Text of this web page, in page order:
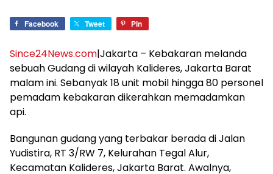
Facebook Tweet Pin
Since24News.com|Jakarta – Kebakaran melanda
sebuah Gudang di wilayah Kalideres, Jakarta Barat
malam ini. Sebanyak 18 unit mobil hingga 80 personel
pemadam kebakaran dikerahkan memadamkan
api.
Bangunan gudang yang terbakar berada di Jalan
Yudistira, RT 3/RW 7, Kelurahan Tegal Alur,
Kecamatan Kalideres, Jakarta Barat. Awalnya,